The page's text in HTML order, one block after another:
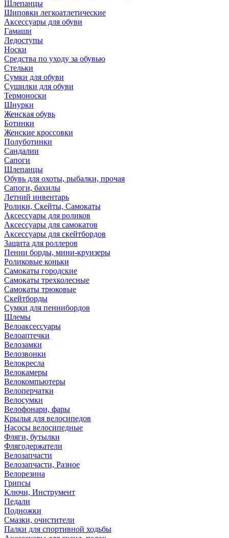
Шлепанцы
Шиповки легкоатлетические
Аксессуары для обуви
Гамаши
Ледоступы
Носки
Средства по уходу за обувью
Стельки
Сумки для обуви
Сушилки для обуви
Термоноски
Шнурки
Женская обувь
Ботинки
Женские кроссовки
Полуботинки
Сандалии
Сапоги
Шлепанцы
Обувь для охоты, рыбалки, прочая
Сапоги, бахилы
Летний инвентарь
Ролики, Скейты, Самокаты
Аксессуары для роликов
Аксессуары для самокатов
Аксессуары для скейтбордов
Защита для роллеров
Пенни борды, мини-круизеры
Роликовые коньки
Самокаты городские
Самокаты трехколесные
Самокаты трюковые
Скейтборды
Сумки для пеннибордов
Шлемы
Велоаксессуары
Велоаптечки
Велозамки
Велозвонки
Велокресла
Велокамеры
Велокомпьютеры
Велоперчатки
Велосумки
Велофонари, фары
Крылья для велосипедов
Насосы велосипедные
Фляги, бутылки
Флягодержатели
Велозапчасти
Велозапчасти, Разное
Велорезина
Грипсы
Ключи, Инструмент
Педали
Подножки
Смазки, очистители
Палки для спортивной ходьбы